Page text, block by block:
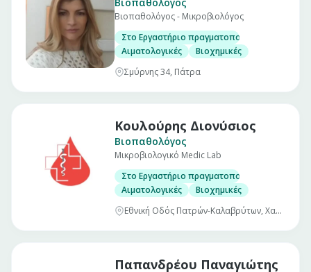
Βιοπαθολόγος - Μικροβιολόγος
Στο Εργαστήριο πραγματοποιούνται οι εξής
Αιματολογικές
Βιοχημικές
Σμύρνης 34, Πάτρα
Κουλούρης Διονύσιος
Βιοπαθολόγος
Μικροβιολογικό Medic Lab
Στο Εργαστήριο πραγματοποιούνται οι εξής
Αιματολογικές
Βιοχημικές
Εθνική Οδός Πατρών-Καλαβρύτων, Χαλανδρίτσα
Παπανδρέου Παναγιώτης